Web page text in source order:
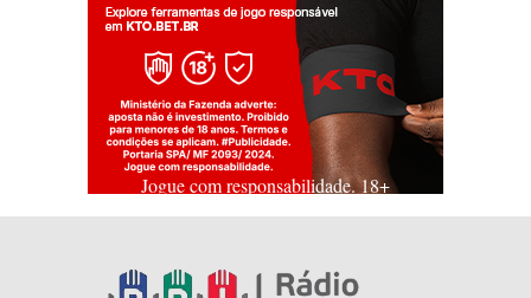
Jogue com responsabilidade. 18+